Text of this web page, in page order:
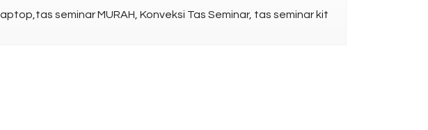
seminar MURAH, Konveksi Tas Seminar, tas seminar kit